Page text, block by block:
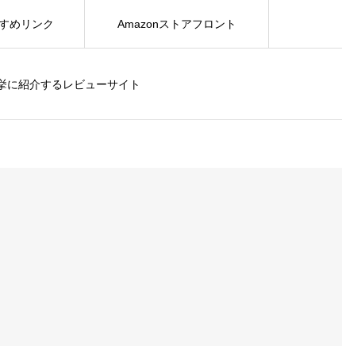
に紹介するレビューサイト
めリンク Amazonストアフロント